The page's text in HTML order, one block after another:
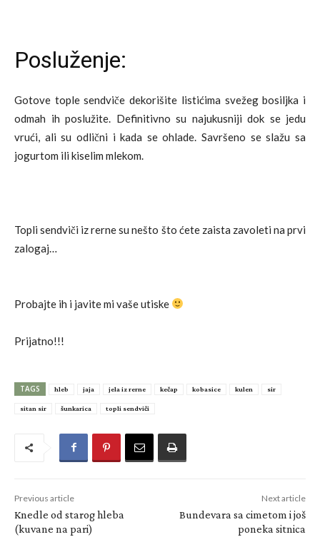
Posluženje:
Gotove tople sendviče dekorišite listićima svežeg bosiljka i
odmah ih poslužite. Definitivno su najukusniji dok se jedu
vrući, ali su odlični i kada se ohlade. Savršeno se slažu sa
jogurtom ili kiselim mlekom.
Topli sendviči iz rerne su nešto što ćete zaista zavoleti na prvi
zalogaj…
Probajte ih i javite mi vaše utiske
Prijatno!!!
TAGS hleb jaja jela iz rerne kečap kobasice kulen sir
sitan sir šunkarica topli sendviči
Previous article
Knedle od starog hleba
(kuvane na pari)
Next article
Bundevara sa cimetom i još
poneka sitnica